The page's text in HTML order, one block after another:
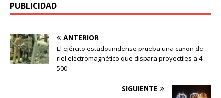
PUBLICIDAD
ANTERIOR
El ejército estadounidense prueba una cañon de
riel electromagnético que dispara proyectiles a 4
500
SIGUIENTE